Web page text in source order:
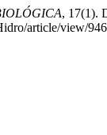
, 17(1).
article/view/